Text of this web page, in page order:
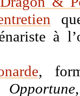
à
,
Opportune